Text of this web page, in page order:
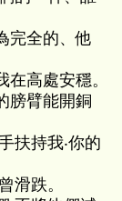
完全的、他
高處安穩。
膀臂能開銅
扶持我‧你的
滑跌。